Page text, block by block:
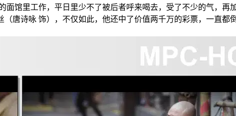
里工作，平日里少不了被后者呼来喝去，受了不少的气，再
唐诗咏 饰），不仅如此，他还中了价值两千万的彩票，一直都